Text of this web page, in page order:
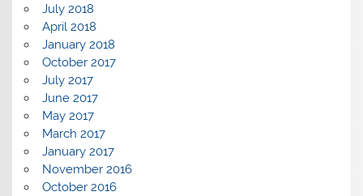
July 2018
April 2018
January 2018
October 2017
July 2017
June 2017
May 2017
March 2017
January 2017
November 2016
October 2016